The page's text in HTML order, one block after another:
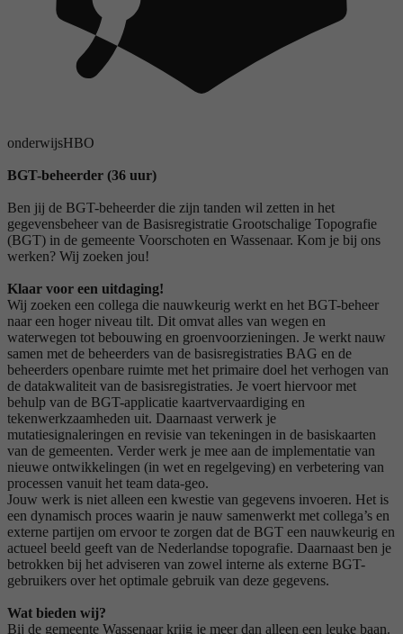
onderwijsHBO
BGT-beheerder (36 uur)
Ben jij de BGT-beheerder die zijn tanden wil zetten in het
gegevensbeheer van de Basisregistratie Grootschalige Topografie
(BGT) in de gemeente Voorschoten en Wassenaar. Kom je bij ons
werken? Wij zoeken jou!
Klaar voor een uitdaging!
Wij zoeken een collega die nauwkeurig werkt en het BGT-beheer
naar een hoger niveau tilt. Dit omvat alles van wegen en
waterwegen tot bebouwing en groenvoorzieningen. Je werkt nauw
samen met de beheerders van de basisregistraties BAG en de
beheerders openbare ruimte met het primaire doel het verhogen van
de datakwaliteit van de basisregistraties. Je voert hiervoor met
behulp van de BGT-applicatie kaartvervaardiging en
tekenwerkzaamheden uit. Daarnaast verwerk je
mutatiesignaleringen en revisie van tekeningen in de basiskaarten
van de gemeenten. Verder werk je mee aan de implementatie van
nieuwe ontwikkelingen (in wet en regelgeving) en verbetering van
processen vanuit het team data-geo.
Jouw werk is niet alleen een kwestie van gegevens invoeren. Het is
een dynamisch proces waarin je nauw samenwerkt met collega’s en
externe partijen om ervoor te zorgen dat de BGT een nauwkeurig en
actueel beeld geeft van de Nederlandse topografie. Daarnaast ben je
betrokken bij het adviseren van zowel interne als externe BGT-
gebruikers over het optimale gebruik van deze gegevens.
Wat bieden wij?
Bij de gemeente Wassenaar krijg je meer dan alleen een leuke baan.